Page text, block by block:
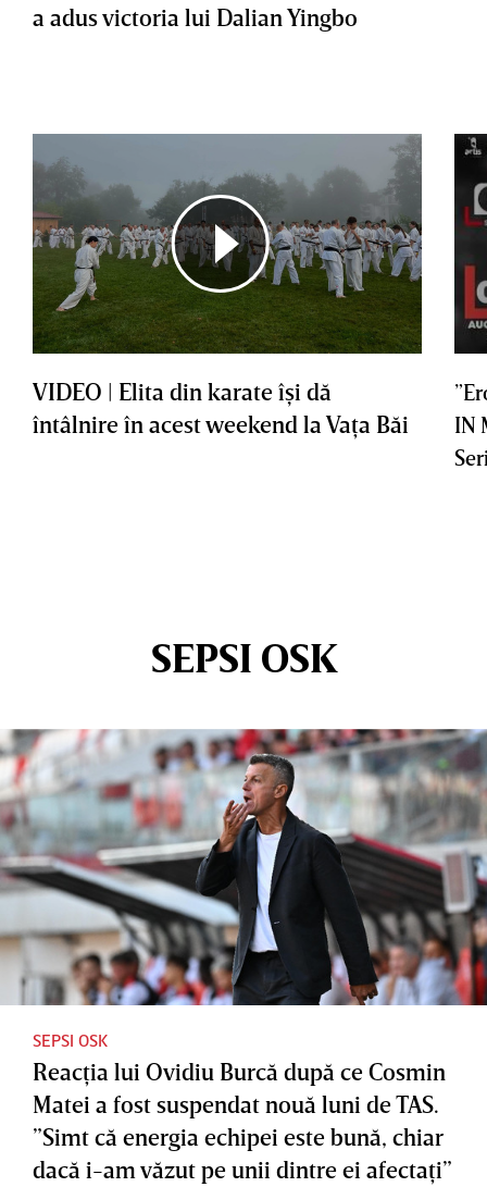
a adus victoria lui Dalian Yingbo
VIDEO | Elita din karate îşi dă
întâlnire în acest weekend la Vaţa Băi
IN
SEPSI OSK
SEPSI OSK
Reacţia lui Ovidiu Burcă după ce Cosmin
Matei a fost suspendat nouă luni de TAS.
”Simt că energia echipei este bună, chiar
dacă i-am văzut pe unii dintre ei afectaţi”